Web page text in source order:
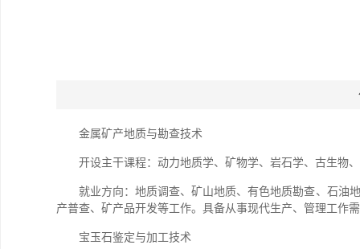
金属矿产地质与勘查技术
开设主干课程：动力地质学、矿物学、岩石学、古生物
就业方向：地质调查、矿山地质、有色地质勘查、石油
产普查、矿产品开发等工作。具备从事现代生产、管理工作
宝玉石鉴定与加工技术